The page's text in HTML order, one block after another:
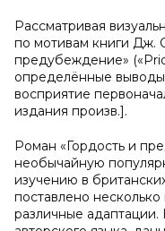
Рассматривая
по мотивам книги Дж.
предубеждение»
определённые
восприятие
издания произв.].
Роман «Гордость и
необычайную
изучению в
поставлено
различные